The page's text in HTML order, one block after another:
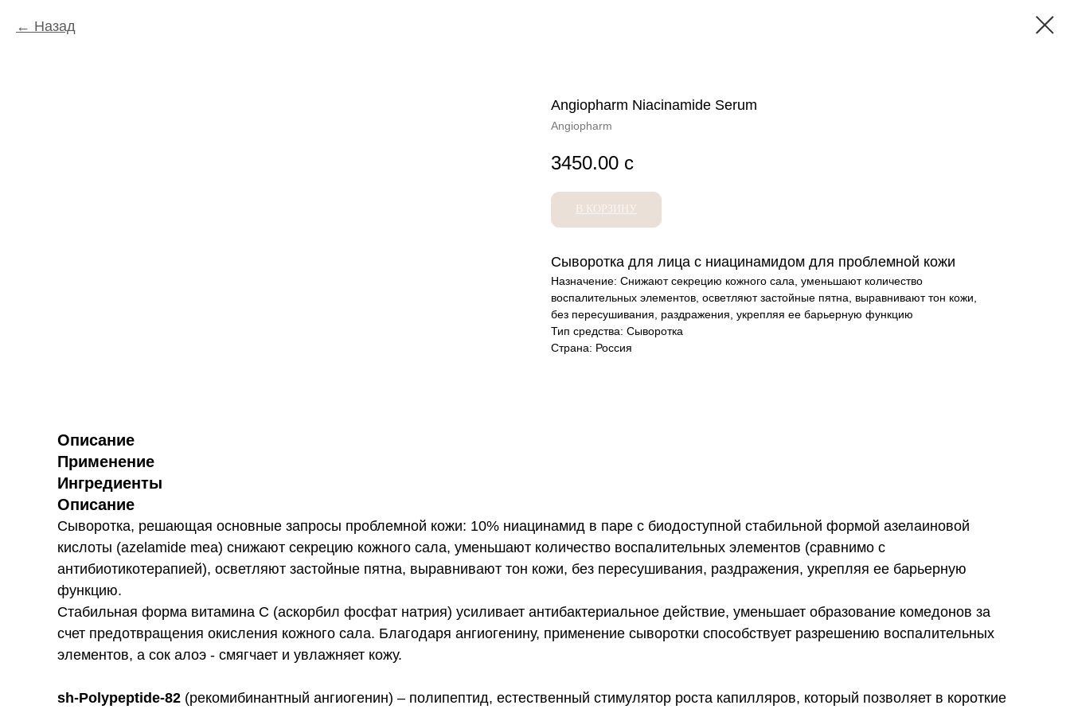
Назад
Angiopharm Niacinamide Serum
Angiopharm
3450.00 с
В КОРЗИНУ
Сыворотка для лица с ниацинамидом для проблемной кожи
Назначение: Снижают секрецию кожного сала, уменьшают количество
воспалительных элементов, осветляют застойные пятна, выравнивают тон кожи,
без пересушивания, раздражения, укрепляя ее барьерную функцию
Тип средства: Сыворотка
Страна: Россия
Описание
Применение
Ингредиенты
Описание
Сыворотка, решающая основные запросы проблемной кожи: 10% ниацинамид в паре с биодоступной стабильной формой азелаиновой
кислоты (azelamide mea) снижают секрецию кожного сала, уменьшают количество воспалительных элементов (сравнимо с
антибиотикотерапией), осветляют застойные пятна, выравнивают тон кожи, без пересушивания, раздражения, укрепляя ее барьерную
функцию.
Стабильная форма витамина С (аскорбил фосфат натрия) усиливает антибактериальное действие, уменьшает образование комедонов за
счет предотвращения окисления кожного сала. Благодаря ангиогенину, применение сыворотки способствует разрешению воспалительных
элементов, а сок алоэ - смягчает и увлажняет кожу.
sh-Polypeptide-82 (рекомибинантный ангиогенин) – полипептид, естественный стимулятор роста капилляров, который позволяет в короткие